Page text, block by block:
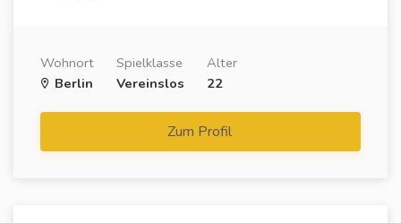
Wohnort
Berlin
Spielklasse
Vereinslos
Alter
22
Zum Profil